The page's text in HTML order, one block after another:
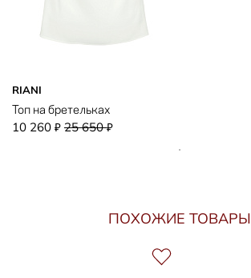
RIANI
Топ на бретельках
10 260 ₽ 25 650₽
ПОХОЖИЕ ТОВАРЫ